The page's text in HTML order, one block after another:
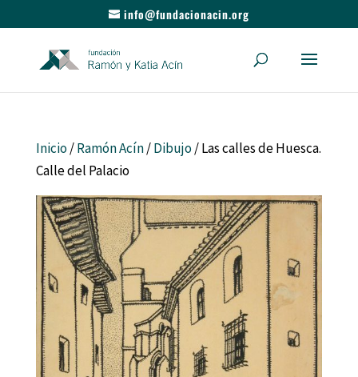
info@fundacionacin.org
Inicio/Ramón Acín/Dibujo/ Las calles de Huesca.
Calle del Palacio